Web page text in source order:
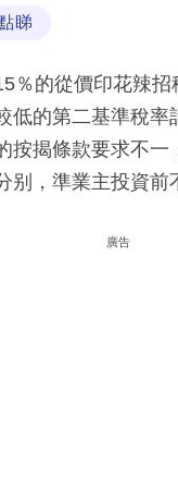
睇
％的從價印花辣
低的第二基準稅
按揭條款要求不
，準業主投資前
廣告